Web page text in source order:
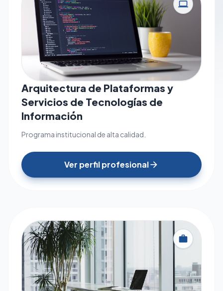
computer
Arquitectura de Plataformas y
Servicios de Tecnologías de
Información
Programa institucional de alta calidad.
Ver perfil profesionalarrow_forward
work